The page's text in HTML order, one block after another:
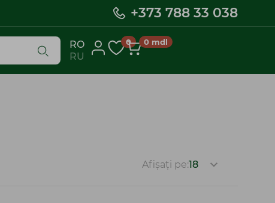
+373 788 33 038
RO
RU
0 0 mdl
Afișați pe:18